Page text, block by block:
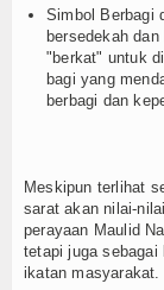
Simbol Berbagi
bersedekah
"berkat" untuk
bagi yang
berbagi dan
​Meskipun terlihat
sarat akan nilai-
perayaan Maulid
tetapi juga sebagai
ikatan masyarakat.